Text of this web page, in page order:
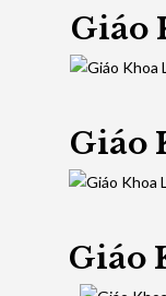
Giáo
Giáo
Giáo